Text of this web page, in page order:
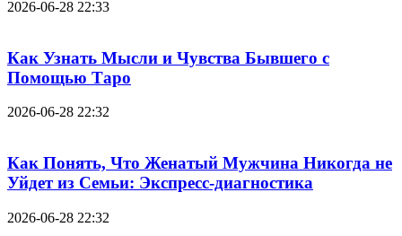
2026-06-28 22:33
Как Узнать Мысли и Чувства Бывшего с
Помощью Таро
2026-06-28 22:32
Как Понять, Что Женатый Мужчина Никогда не
Уйдет из Семьи: Экспресс-диагностика
2026-06-28 22:32